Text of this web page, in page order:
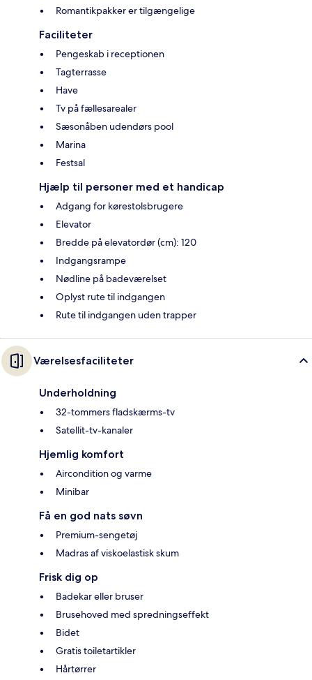
Romantikpakker er tilgængelige
Faciliteter
Pengeskab i receptionen
Tagterrasse
Have
Tv på fællesarealer
Sæsonåben udendørs pool
Marina
Festsal
Hjælp til personer med et handicap
Adgang for kørestolsbrugere
Elevator
Bredde på elevatordør (cm): 120
Indgangsrampe
Nødline på badeværelset
Oplyst rute til indgangen
Rute til indgangen uden trapper
Værelsesfaciliteter
Underholdning
32-tommers fladskærms-tv
Satellit-tv-kanaler
Hjemlig komfort
Aircondition og varme
Minibar
Få en god nats søvn
Premium-sengetøj
Madras af viskoelastisk skum
Frisk dig op
Badekar eller bruser
Brusehoved med spredningseffekt
Bidet
Gratis toiletartikler
Hårtørrer